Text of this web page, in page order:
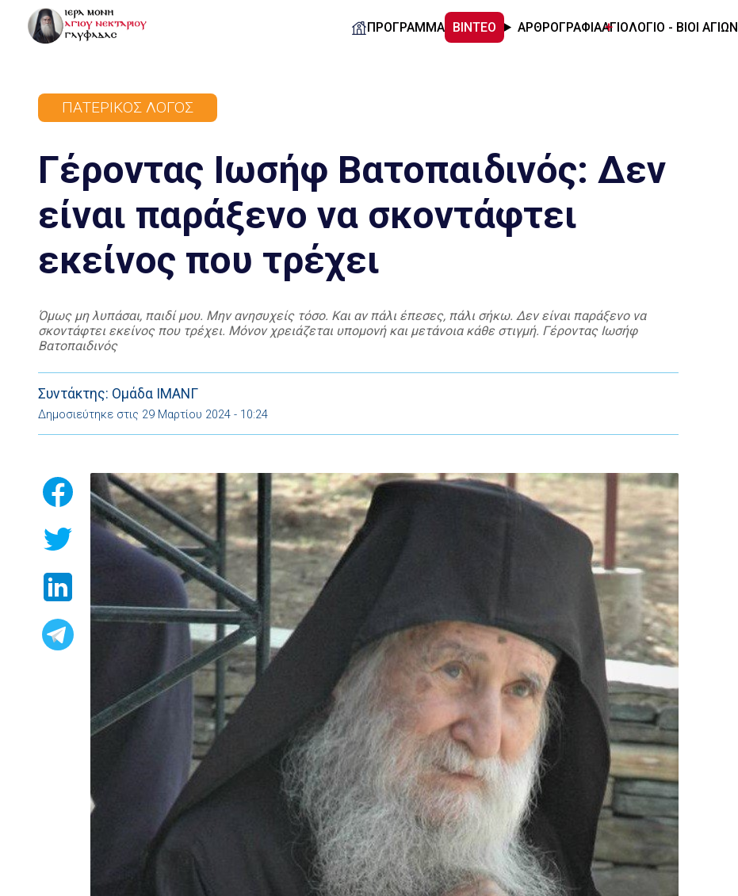
ΠΡΟΓΡΑΜΜΑ ΒΙΝΤΕΟ ΑΡΘΡΟΓΡΑΦΙΑΑΓΙΟΛΟΓΙΟ - ΒΙΟΙ ΑΓΙΩΝ
ΠΑΤΕΡΙΚΌΣ ΛΌΓΟΣ
Γέροντας Ιωσήφ Βατοπαιδινός: Δεν
είναι παράξενο να σκοντάφτει
εκείνος που τρέχει
Όμως μη λυπάσαι, παιδί μου. Μην ανησυχείς τόσο. Και αν πάλι έπεσες, πάλι σήκω. Δεν είναι παράξενο να
σκοντάφτει εκείνος που τρέχει. Μόνον χρειάζεται υπομονή και μετάνοια κάθε στιγμή. Γέροντας Ιωσήφ
Βατοπαιδινός
Συντάκτης: Ομάδα ΙΜΑΝΓ
Δημοσιεύτηκε στις 29 Μαρτίου 2024 - 10:24